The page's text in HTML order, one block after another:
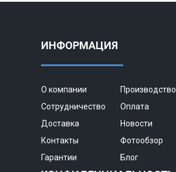
ИНФОРМАЦИЯ
О компании
Производство
Сотрудничество
Оплата
Доставка
Новости
Контакты
Фотообзор
Гарантии
Блог